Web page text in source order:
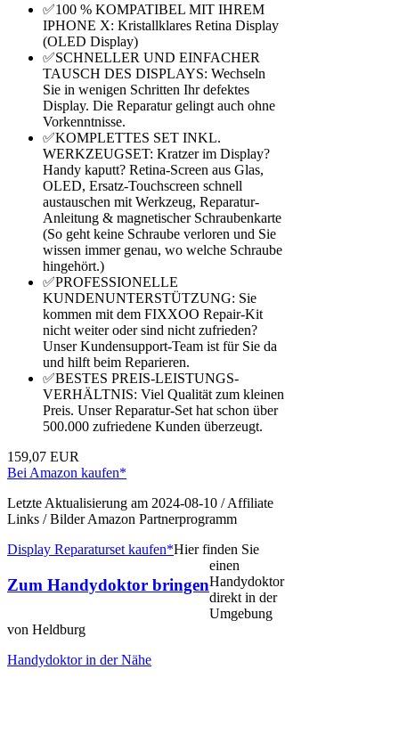
✅100 % KOMPATIBEL MIT IHREM
IPHONE X: Kristallklares Retina Display
(OLED Display)
✅SCHNELLER UND EINFACHER
TAUSCH DES DISPLAYS: Wechseln
Sie in wenigen Schritten Ihr defektes
Display. Die Reparatur gelingt auch ohne
Vorkenntnisse.
✅KOMPLETTES SET INKL.
WERKZEUGSET: Kratzer im Display?
Handy kaputt? Retina-Screen aus Glas,
OLED, Ersatz-Touchscreen schnell
austauschen mit Werkzeug, Reparatur-
Anleitung & magnetischer Schraubenkarte
(So geht keine Schraube verloren und Sie
wissen immer genau, wo welche Schraube
hingehört.)
✅PROFESSIONELLE
KUNDENUNTERSTÜTZUNG: Sie
kommen mit dem FIXXOO Repair-Kit
nicht weiter oder sind nicht zufrieden?
Unser Kundensupport-Team ist für Sie da
und hilft beim Reparieren.
✅BESTES PREIS-LEISTUNGS-
VERHÄLTNIS: Viel Qualität zum kleinen
Preis. Unser Reparatur-Set hat schon über
500.000 zufriedene Kunden überzeugt.
159,07 EUR
Bei Amazon kaufen*
Letzte Aktualisierung am 2024-08-10 / Affiliate
Links / Bilder Amazon Partnerprogramm
Display Reparaturset kaufen*
Zum Handydoktor bringen
Hier finden Sie
einen
Handydoktor
direkt in der
Umgebung
von Heldburg
Handydoktor in der Nähe